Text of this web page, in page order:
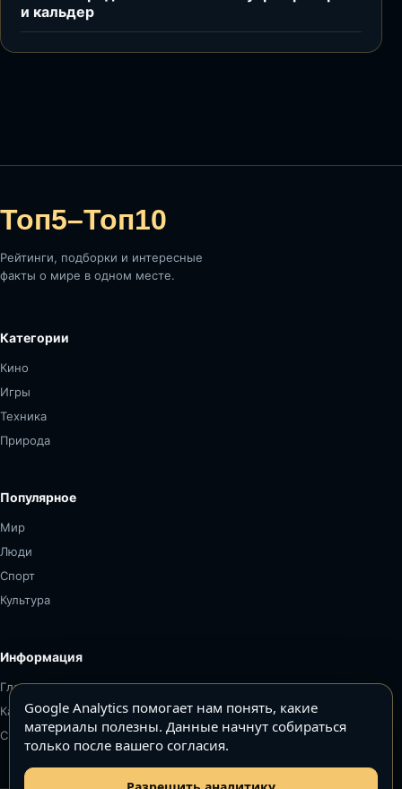
и кальдер
Топ5–Топ10
Рейтинги, подборки и интересные
факты о мире в одном месте.
Категории
Кино
Игры
Техника
Природа
Популярное
Мир
Люди
Спорт
Культура
Информация
Главная
Карта сайта
Связаться
Google Analytics помогает нам понять, какие
материалы полезны. Данные начнут собираться
только после вашего согласия.